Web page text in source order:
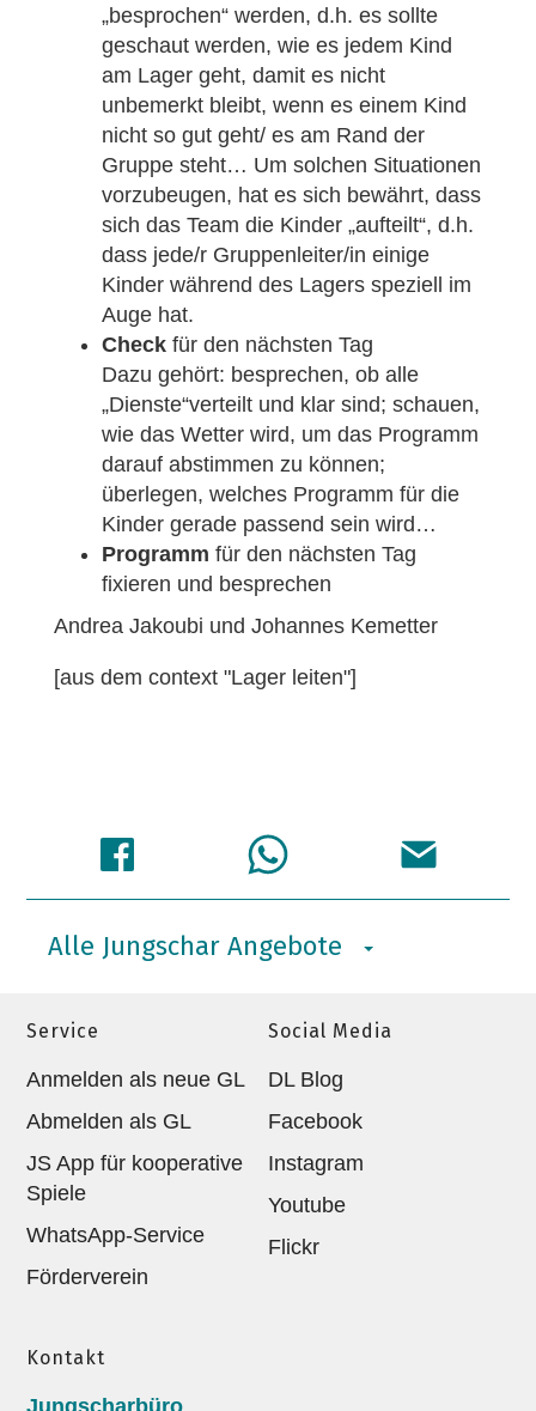
„besprochen“ werden, d.h. es sollte
geschaut werden, wie es jedem Kind
am Lager geht, damit es nicht
unbemerkt bleibt, wenn es einem Kind
nicht so gut geht/ es am Rand der
Gruppe steht… Um solchen Situationen
vorzubeugen, hat es sich bewährt, dass
sich das Team die Kinder „aufteilt“, d.h.
dass jede/r Gruppenleiter/in einige
Kinder während des Lagers speziell im
Auge hat.
Check für den nächsten Tag
Dazu gehört: besprechen, ob alle
„Dienste“verteilt und klar sind; schauen,
wie das Wetter wird, um das Programm
darauf abstimmen zu können;
überlegen, welches Programm für die
Kinder gerade passend sein wird…
Programm für den nächsten Tag
fixieren und besprechen
Andrea Jakoubi und Johannes Kemetter
[aus dem context "Lager leiten"]
Alle Jungschar Angebote
Service
Anmelden als neue GL
Abmelden als GL
JS App für kooperative
Spiele
WhatsApp-Service
Förderverein
Social Media
DL Blog
Facebook
Instagram
Youtube
Flickr
Kontakt
Jungscharbüro